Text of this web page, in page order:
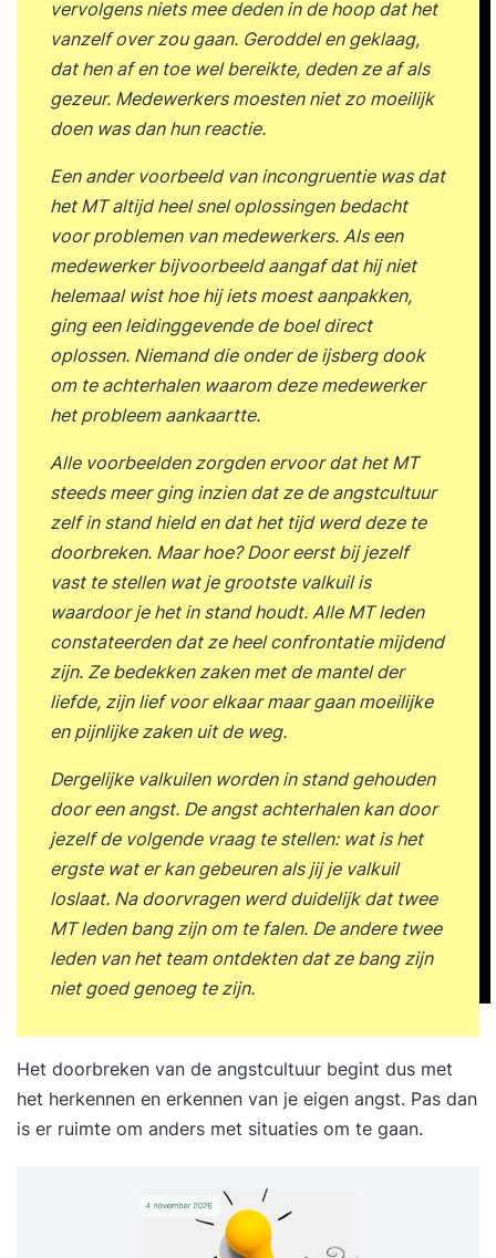
vervolgens niets mee deden in de hoop dat het
vanzelf over zou gaan. Geroddel en geklaag,
dat hen af en toe wel bereikte, deden ze af als
gezeur. Medewerkers moesten niet zo moeilijk
doen was dan hun reactie.
Een ander voorbeeld van incongruentie was dat
het MT altijd heel snel oplossingen bedacht
voor problemen van medewerkers. Als een
medewerker bijvoorbeeld aangaf dat hij niet
helemaal wist hoe hij iets moest aanpakken,
ging een leidinggevende de boel direct
oplossen. Niemand die onder de ijsberg dook
om te achterhalen waarom deze medewerker
het probleem aankaartte.
Alle voorbeelden zorgden ervoor dat het MT
steeds meer ging inzien dat ze de angstcultuur
zelf in stand hield en dat het tijd werd deze te
doorbreken. Maar hoe? Door eerst bij jezelf
vast te stellen wat je grootste valkuil is
waardoor je het in stand houdt. Alle MT leden
constateerden dat ze heel confrontatie mijdend
zijn. Ze bedekken zaken met de mantel der
liefde, zijn lief voor elkaar maar gaan moeilijke
en pijnlijke zaken uit de weg.
Dergelijke valkuilen worden in stand gehouden
door een angst. De angst achterhalen kan door
jezelf de volgende vraag te stellen: wat is het
ergste wat er kan gebeuren als jij je valkuil
loslaat. Na doorvragen werd duidelijk dat twee
MT leden bang zijn om te falen. De andere twee
leden van het team ontdekten dat ze bang zijn
niet goed genoeg te zijn.
Het doorbreken van de angstcultuur begint dus met
het herkennen en erkennen van je eigen angst. Pas dan
is er ruimte om anders met situaties om te gaan.